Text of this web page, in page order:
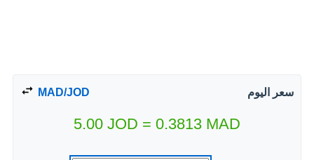
سعر اليوم MAD/JOD
5.00 JOD = 0.3813 MAD